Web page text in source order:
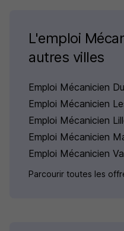
L'emploi
autres villes
Emploi Mécanicien
Emploi Mécanicien
Emploi Mécanicien
Emploi Mécanicien
Emploi Mécanicien
Parcourir toutes les